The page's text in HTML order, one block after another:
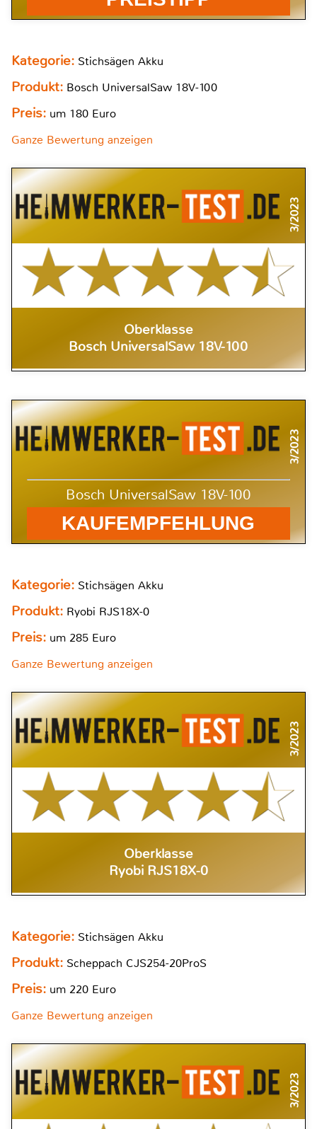
Kategorie: Stichsägen Akku
Produkt: Bosch UniversalSaw 18V-100
Preis: um 180 Euro
Ganze Bewertung anzeigen
3/2023
Oberklasse
Bosch UniversalSaw 18V-100
3/2023
Bosch UniversalSaw 18V-100
KAUFEMPFEHLUNG
Kategorie: Stichsägen Akku
Produkt: Ryobi RJS18X-0
Preis: um 285 Euro
Ganze Bewertung anzeigen
3/2023
Oberklasse
Ryobi RJS18X-0
Kategorie: Stichsägen Akku
Produkt: Scheppach CJS254-20ProS
Preis: um 220 Euro
Ganze Bewertung anzeigen
3/2023